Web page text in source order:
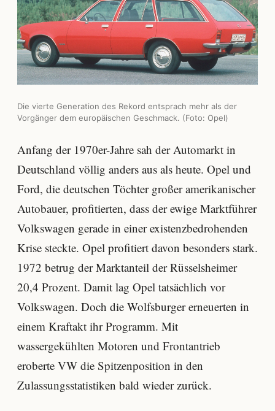
Die vierte Generation des Rekord entsprach mehr als der
Vorgänger dem europäischen Geschmack. (Foto: Opel)
Anfang der 1970er-Jahre sah der Automarkt in
Deutschland völlig anders aus als heute. Opel und
Ford, die deutschen Töchter großer amerikanischer
Autobauer, profitierten, dass der ewige Marktführer
Volkswagen gerade in einer existenzbedrohenden
Krise steckte. Opel profitiert davon besonders stark.
1972 betrug der Marktanteil der Rüsselsheimer
20,4 Prozent. Damit lag Opel tatsächlich vor
Volkswagen. Doch die Wolfsburger erneuerten in
einem Kraftakt ihr Programm. Mit
wassergekühlten Motoren und Frontantrieb
eroberte VW die Spitzenposition in den
Zulassungsstatistiken bald wieder zurück.